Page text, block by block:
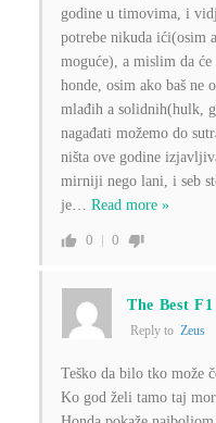
godine u timovima, i
potrebe nikuda ići(osim
moguće), a mislim da
honde, osim ako baš ne
mlađih a solidnih(hulk,
nagađati možemo do
ništa ove godine
mirniji nego lani, i seb
je… Read more »
0 0
The Best
Reply to Zeus
Teško da bilo tko može
Ko god želi tamo taj